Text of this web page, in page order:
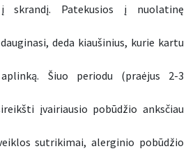
Patekusios į nuolatinę
deda kiaušinius, kurie kartu
Šiuo periodu (praėjus 2-3
įvairiausio pobūdžio anksčiau
sutrikimai, alerginio pobūdžio